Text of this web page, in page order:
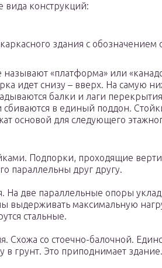
вида конструкций:
здания с обозначением
«платформа» или
идет снизу – вверх. На самую
балки и лаги
в единый поддон.
основой для следующего
Подпорки, проходящие
параллельны друг другу.
На две параллельные опоры
выдерживать максимальную
стальные.
Схожа со стоечно-балочной.
в грунт. Это приподнимает здание.